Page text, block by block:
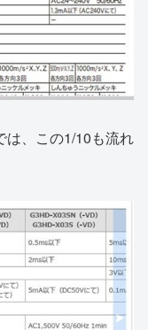
は、この1/10も流れ